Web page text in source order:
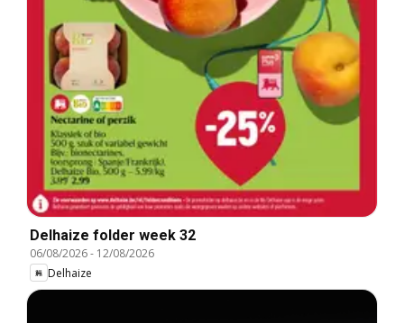
Delhaize folder week 32
06/08/2026- 12/08/2026
Delhaize